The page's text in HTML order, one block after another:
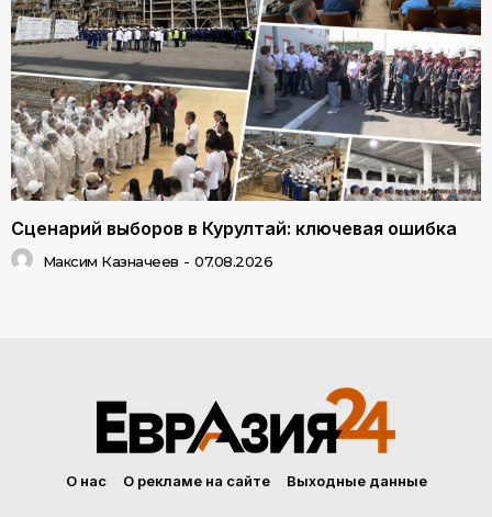
Сценарий выборов в Курултай: ключевая ошибка
Максим Казначеев - 07.08.2026
О нас О рекламе на сайте Выходные данные